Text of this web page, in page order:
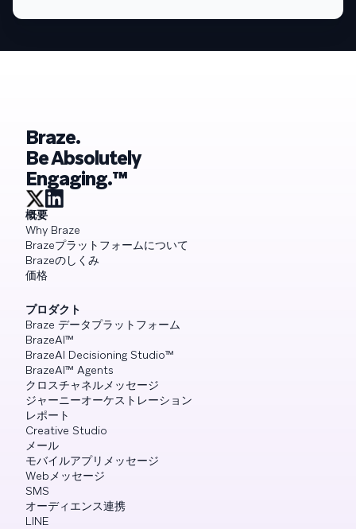
Braze.
Be Absolutely
Engaging.™
概要
Why Braze
Brazeプラットフォームについて
Brazeのしくみ
価格
プロダクト
Braze データプラットフォーム
BrazeAI™
BrazeAI Decisioning Studio™
BrazeAI™ Agents
クロスチャネルメッセージ
ジャーニーオーケストレーション
レポート
Creative Studio
メール
モバイルアプリメッセージ
Webメッセージ
SMS
オーディエンス連携
LINE